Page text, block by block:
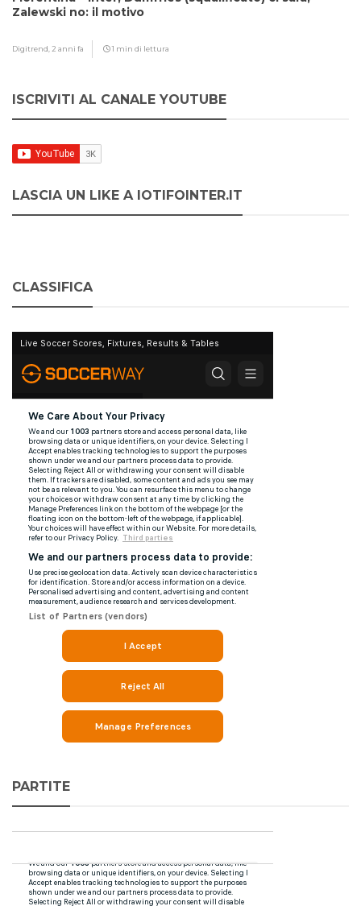
Zalewski no: il motivo
Digitrend, 2 anni fa 1 min di lettura
ISCRIVITI AL CANALE YOUTUBE
LASCIA UN LIKE A IOTIFOINTER.IT
CLASSIFICA
PARTITE